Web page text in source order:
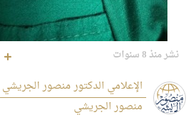
نشر منذ 8 سنوات
الإعلامي الدكتور منصور الجريشي
منصور الجريشي